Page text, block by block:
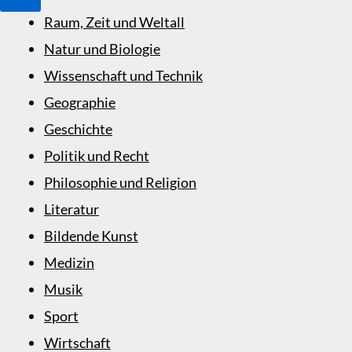
Raum, Zeit und Weltall
Natur und Biologie
Wissenschaft und Technik
Geographie
Geschichte
Politik und Recht
Philosophie und Religion
Literatur
Bildende Kunst
Medizin
Musik
Sport
Wirtschaft